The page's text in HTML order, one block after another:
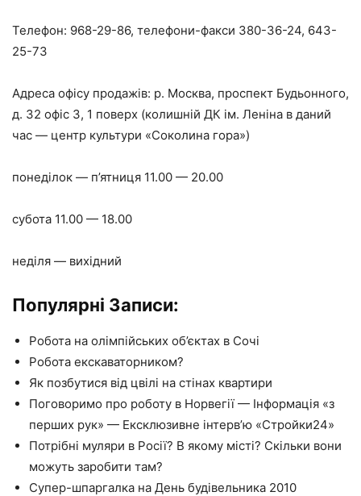
Телефон: 968-29-86, телефони-факси 380-36-24, 643-
25-73
Адреса офісу продажів: р. Москва, проспект Будьонного,
д. 32 офіс 3, 1 поверх (колишній ДК ім. Леніна в даний
час — центр культури «Соколина гора»)
понеділок — п’ятниця 11.00 — 20.00
субота 11.00 — 18.00
неділя — вихідний
Популярні Записи:
Робота на олімпійських об’єктах в Сочі
Робота екскаваторником?
Як позбутися від цвілі на стінах квартири
Поговоримо про роботу в Норвегії — Інформація «з
перших рук» — Ексклюзивне інтерв’ю «Стройки24»
Потрібні муляри в Росії? В якому місті? Скільки вони
можуть заробити там?
Супер-шпаргалка на День будівельника 2010